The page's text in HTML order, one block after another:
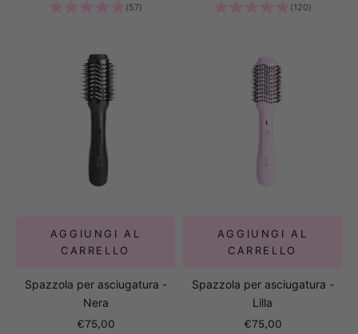
(57) (120)
AGGIUNGI AL
CARRELLO
Spazzola per asciugatura -
Nera
Prezzo scontato
€75,00
AGGIUNGI AL
CARRELLO
Spazzola per asciugatura -
Lilla
Prezzo scontato
€75,00